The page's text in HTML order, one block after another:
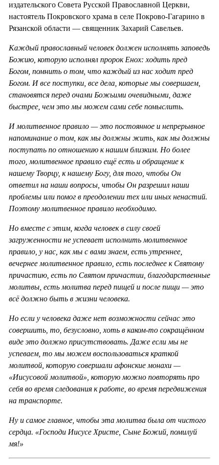
издательского Совета Русской Православной Церкви,
настоятель Покровского храма в селе Покрово-Гагарино в
Рязанской области — священник Захарий Савельев.
Каждый православный человек должен исполнять заповедь
Божию, которую исполнял пророк Енох: ходить пред
Богом, помнить о том, что каждый из нас ходит пред
Богом. И все поступки, все дела, которые мы совершаем,
становятся перед очами Божьими очевидными, даже
быстрее, чем это мы можем сами себе помыслить.
И молитвенное правило — это постоянное и непрерывное
напоминание о том, как мы должны жить, как мы должны
поступать по отношению к нашим близким. Но более
того, молитвенное правило ещё есть и обращение к
нашему Творцу, к нашему Богу, для того, чтобы Он
ответил на наши вопросы, чтобы Он разрешил наши
проблемы или помог в преодолении тех или иных ненастий.
Поэтому молитвенное правило необходимо.
Но вместе с этим, когда человек в силу своей
загруженности не успевает исполнить молитвенное
правило, у нас, как мы с вами знаем, есть утреннее,
вечернее молитвенное правило, есть последнее к Святому
причастию, есть по Святом причастии, благодарственные
молитвы, есть молитва перед пищей и после пищи — это
всё должно быть в жизни человека.
Но если у человека даже нет возможности сейчас это
совершить, то, безусловно, хоть в каком-то сокращённом
виде это должно присутствовать. Даже если мы не
успеваем, то мы можем воспользоваться краткой
молитвой, которую совершали афонские монахи —
«Иисусовой молитвой», которую можно повторять про
себя во время следования к работе, во время передвижения
на транспорте.
Ну и самое главное, чтобы эта молитва была от чистого
сердца. «Господи Иисусе Христе, Сыне Божий, помилуй
мя!»